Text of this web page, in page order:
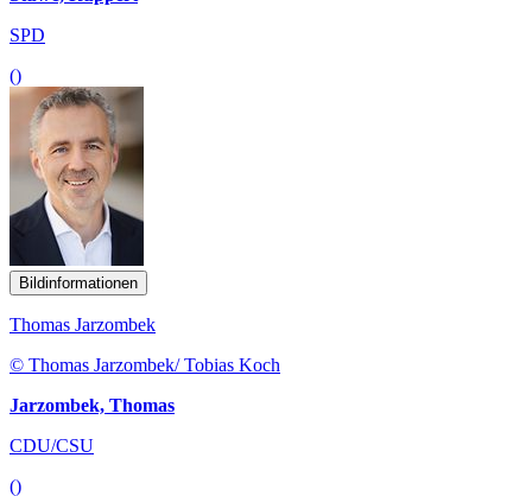
SPD
()
Bildinformationen
Thomas Jarzombek
© Thomas Jarzombek/ Tobias Koch
Jarzombek, Thomas
CDU/CSU
()